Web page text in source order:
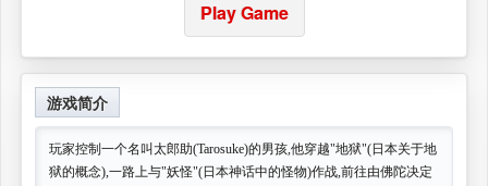
Play Game
游戏简介
玩家控制一个名叫太郎助(Tarosuke)的男孩,他穿越"地狱"(日本关于地
狱的概念),一路上与"妖怪"(日本神话中的怪物)作战,前往由佛陀决定